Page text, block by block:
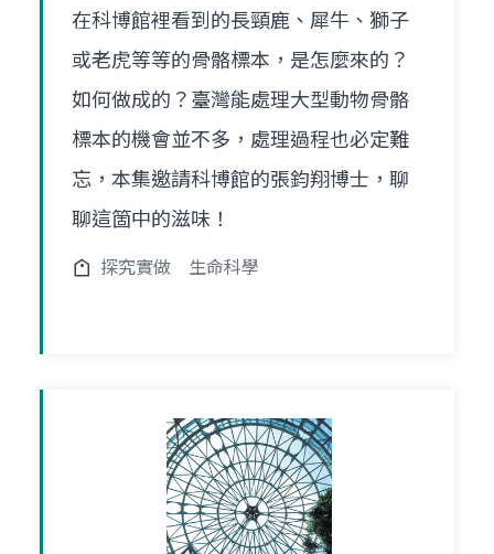
在科博館裡看到的長頸鹿、犀牛、獅子
或老虎等等的骨骼標本，是怎麼來的？
如何做成的？臺灣能處理大型動物骨骼
標本的機會並不多，處理過程也必定難
忘，本集邀請科博館的張鈞翔博士，聊
聊這箇中的滋味！
探究實做 生命科學